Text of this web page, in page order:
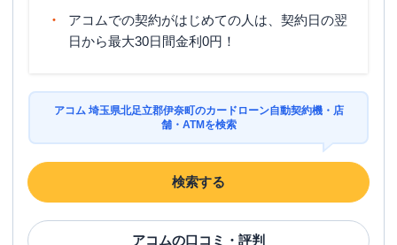
アコムでの契約がはじめての人は、契約日の翌
日から最大30日間金利0円！
アコム 埼玉県北足立郡伊奈町のカードローン自動契約機・店
舗・ATMを検索
検索する
アコムの口コミ・評判